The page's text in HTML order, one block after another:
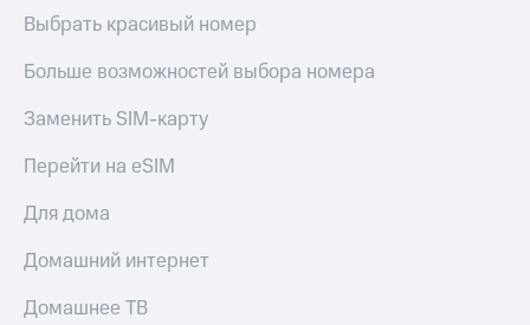
Выбрать красивый номер
Больше возможностей выбора номера
Заменить SIM-карту
Перейти на eSIM
Для дома
Домашний интернет
Домашнее ТВ